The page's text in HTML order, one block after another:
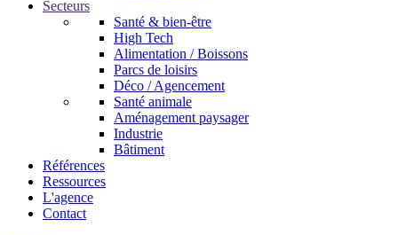
Secteurs
Santé & bien-être
High Tech
Alimentation / Boissons
Parcs de loisirs
Déco / Agencement
Santé animale
Aménagement paysager
Industrie
Bâtiment
Références
Ressources
L'agence
Contact